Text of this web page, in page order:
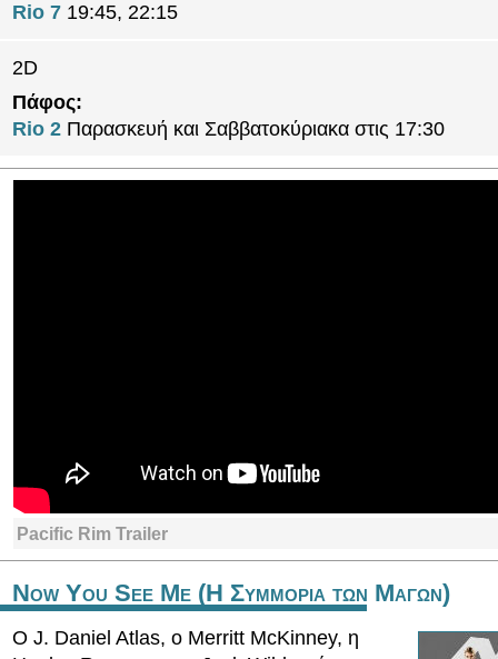
Rio 7 19:45, 22:15
2D
Πάφος:
Rio 2 Παρασκευή και Σαββατοκύριακα στις 17:30
Pacific Rim Trailer
Now You See Me (Η Συμμορια των Μαγων)
Ο J. Daniel Atlas, ο Merritt McKinney, η